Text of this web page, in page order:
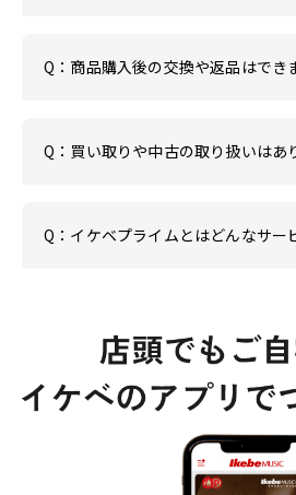
Q：商品購入後の交換や返品はでき
Q：買い取りや中古の取り扱いはあ
Q：イケベプライムとはどんなサー